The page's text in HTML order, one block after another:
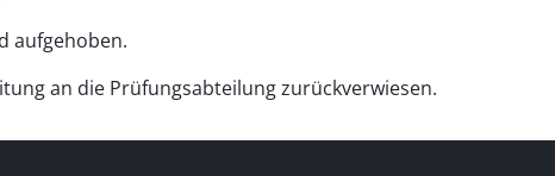
aufgehoben.
an die Prüfungsabteilung zurückverwiesen.